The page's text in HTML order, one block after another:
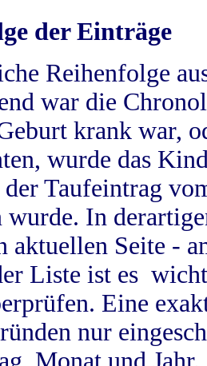
der Einträge
Reihenfolge
war die
krank war,
wurde das
der Taufeintrag
wurde. In
aktuellen Seite -
Liste ist es
Eine
nur